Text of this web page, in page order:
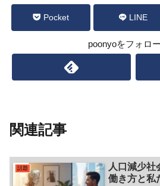
Pocket LINE
poonyoをフォロ
関連記事
話題
人口減少社
働き方と私